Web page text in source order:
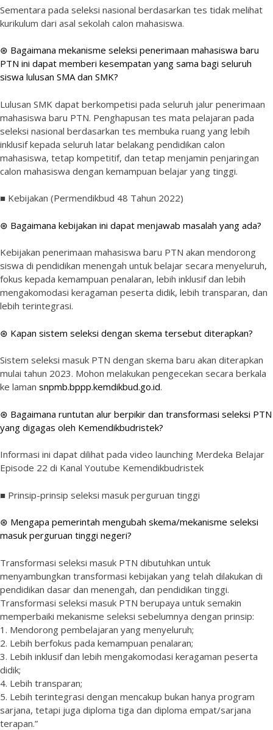
Sementara pada seleksi nasional berdasarkan tes tidak melihat
kurikulum dari asal sekolah calon mahasiswa.
⊛ Bagaimana mekanisme seleksi penerimaan mahasiswa baru
PTN ini dapat memberi kesempatan yang sama bagi seluruh
siswa lulusan SMA dan SMK?
Lulusan SMK dapat berkompetisi pada seluruh jalur penerimaan
mahasiswa baru PTN. Penghapusan tes mata pelajaran pada
seleksi nasional berdasarkan tes membuka ruang yang lebih
inklusif kepada seluruh latar belakang pendidikan calon
mahasiswa, tetap kompetitif, dan tetap menjamin penjaringan
calon mahasiswa dengan kemampuan belajar yang tinggi.
■ Kebijakan (Permendikbud 48 Tahun 2022)
⊛ Bagaimana kebijakan ini dapat menjawab masalah yang ada?
Kebijakan penerimaan mahasiswa baru PTN akan mendorong
siswa di pendidikan menengah untuk belajar secara menyeluruh,
fokus kepada kemampuan penalaran, lebih inklusif dan lebih
mengakomodasi keragaman peserta didik, lebih transparan, dan
lebih terintegrasi.
⊛ Kapan sistem seleksi dengan skema tersebut diterapkan?
Sistem seleksi masuk PTN dengan skema baru akan diterapkan
mulai tahun 2023. Mohon melakukan pengecekan secara berkala
ke laman snpmb.bppp.kemdikbud.go.id.
⊛ Bagaimana runtutan alur berpikir dan transformasi seleksi PTN
yang digagas oleh Kemendikbudristek?
Informasi ini dapat dilihat pada video launching Merdeka Belajar
Episode 22 di Kanal Youtube Kemendikbudristek
■ Prinsip-prinsip seleksi masuk perguruan tinggi
⊛ Mengapa pemerintah mengubah skema/mekanisme seleksi
masuk perguruan tinggi negeri?
Transformasi seleksi masuk PTN dibutuhkan untuk
menyambungkan transformasi kebijakan yang telah dilakukan di
pendidikan dasar dan menengah, dan pendidikan tinggi.
Transformasi seleksi masuk PTN berupaya untuk semakin
memperbaiki mekanisme seleksi sebelumnya dengan prinsip:
1. Mendorong pembelajaran yang menyeluruh;
2. Lebih berfokus pada kemampuan penalaran;
3. Lebih inklusif dan lebih mengakomodasi keragaman peserta
didik;
4. Lebih transparan;
5. Lebih terintegrasi dengan mencakup bukan hanya program
sarjana, tetapi juga diploma tiga dan diploma empat/sarjana
terapan.”